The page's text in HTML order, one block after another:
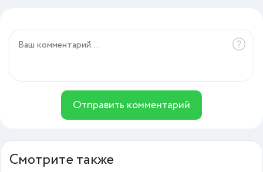
Отправить комментарий
Смотрите также